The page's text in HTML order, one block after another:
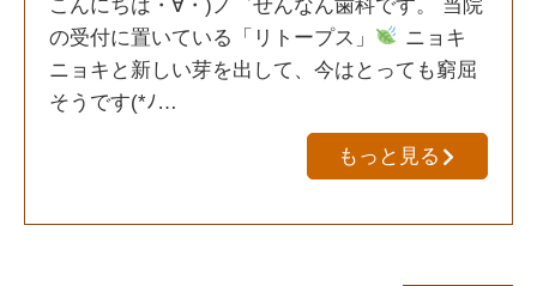
の受付に置いている「リトープス」
ニョキ
ニョキと新しい芽を出して、今はとっても窮屈
そうです(*ﾉ…
もっと見る